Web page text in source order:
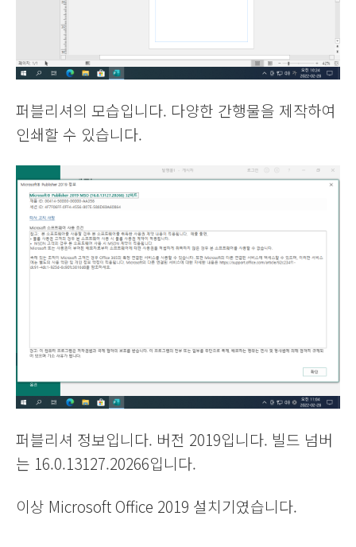
퍼블리셔의 모습입니다. 다양한 간행물을 제작하여
인쇄할 수 있습니다.
퍼블리셔 정보입니다. 버전 2019입니다. 빌드 넘버
는 16.0.13127.20266입니다.
이상 Microsoft Office 2019 설치기였습니다.